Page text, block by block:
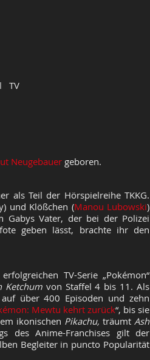
TV
Neugebauer geboren.
als Teil der Hörspielreihe TKKG.
und Klößchen (Manou Lubowski)
Gabys Vater, der bei der Polizei
geben lässt, brachte ihr den
TV-Serie „Pokémon“
Ketchumvon Staffel 4 bis 11. Als
über 400 Episoden und zehn
Mewtu kehrt zurück“, bis sie
ikonischen Pikachu, träumt Ash
des Anime-Franchises gilt der
Begleiter in puncto Popularität